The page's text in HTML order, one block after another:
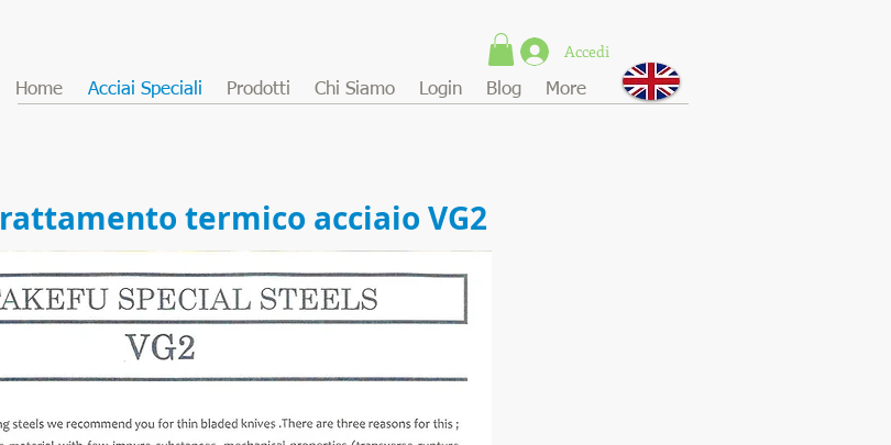
Accedi
Home Acciai Speciali Prodotti Chi Siamo Login Blog More
termico acciaio VG2